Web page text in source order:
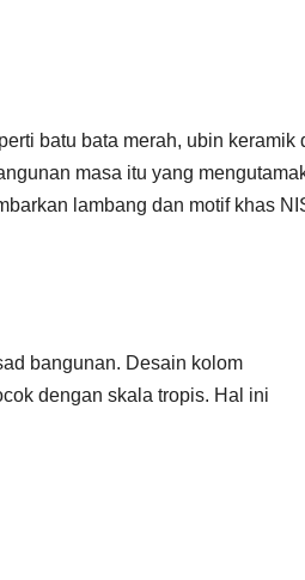
batu bata merah, ubin keramik
masa itu yang
lambang dan motif khas
bangunan. Desain kolom
dengan skala tropis. Hal ini